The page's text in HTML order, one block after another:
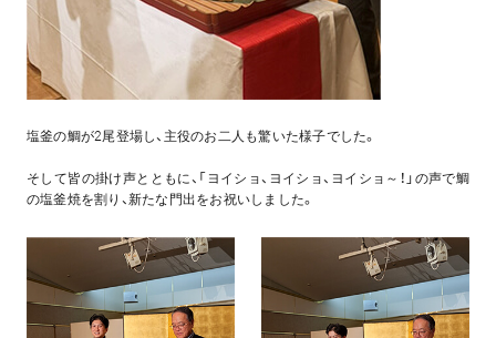
塩釜の鯛が2尾登場し、主役のお二人も驚いた様子でした。
そして皆の掛け声とともに、「ヨイショ、ヨイショ、ヨイショ～！」の声で鯛
の塩釜焼を割り、新たな門出をお祝いしました。